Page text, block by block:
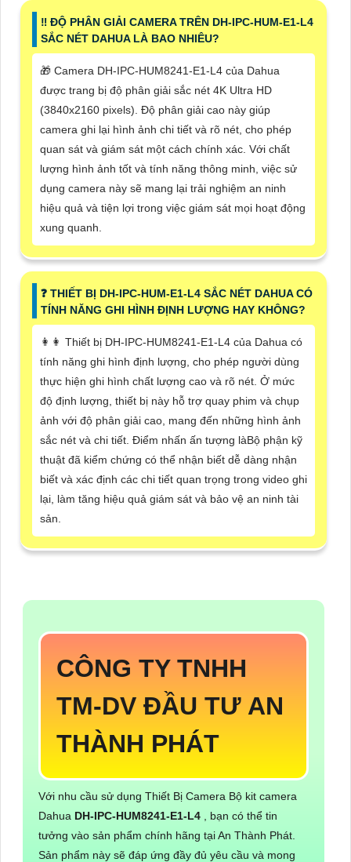
‼️ ĐỘ PHÂN GIẢI CAMERA TRÊN DH-IPC-HUM-E1-L4
SẮC NÉT DAHUA LÀ BAO NHIÊU?
🎁 Camera DH-IPC-HUM8241-E1-L4 của Dahua
được trang bị độ phân giải sắc nét 4K Ultra HD
(3840x2160 pixels). Độ phân giải cao này giúp
camera ghi lại hình ảnh chi tiết và rõ nét, cho phép
quan sát và giám sát một cách chính xác. Với chất
lượng hình ảnh tốt và tính năng thông minh, việc sử
dụng camera này sẽ mang lại trải nghiệm an ninh
hiệu quả và tiện lợi trong việc giám sát mọi hoạt động
xung quanh.
️❓ THIẾT BỊ DH-IPC-HUM-E1-L4 SẮC NÉT DAHUA CÓ
TÍNH NĂNG GHI HÌNH ĐỊNH LƯỢNG HAY KHÔNG?
️👩‍👩 Thiết bị DH-IPC-HUM8241-E1-L4 của Dahua có
tính năng ghi hình định lượng, cho phép người dùng
thực hiện ghi hình chất lượng cao và rõ nét. Ở mức
độ định lượng, thiết bị này hỗ trợ quay phim và chụp
ảnh với độ phân giải cao, mang đến những hình ảnh
sắc nét và chi tiết. Điểm nhấn ấn tượng làBộ phận kỹ
thuật đã kiểm chứng có thể nhận biết dễ dàng nhận
biết và xác định các chi tiết quan trọng trong video ghi
lại, làm tăng hiệu quả giám sát và bảo vệ an ninh tài
sản.
CÔNG TY TNHH
TM-DV ĐẦU TƯ AN
THÀNH PHÁT
Với nhu cầu sử dụng Thiết Bị Camera Bộ kit camera
Dahua DH-IPC-HUM8241-E1-L4
, bạn có thể tin
tưởng vào sản phẩm chính hãng tại An Thành Phát.
Sản phẩm này sẽ đáp ứng đầy đủ yêu cầu và mong